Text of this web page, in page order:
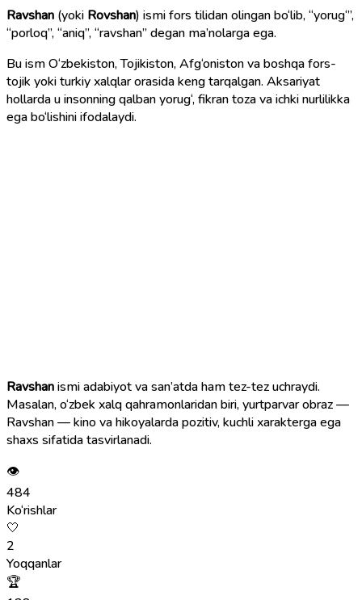
Ravshan (yoki Rovshan) ismi fors tilidan olingan bo‘lib, “yorug‘”,
“porloq”, “aniq”, “ravshan” degan ma’nolarga ega.
Bu ism O‘zbekiston, Tojikiston, Afg‘oniston va boshqa fors-
tojik yoki turkiy xalqlar orasida keng tarqalgan. Aksariyat
hollarda u insonning qalban yorug‘, fikran toza va ichki nurlilikka
ega bo‘lishini ifodalaydi.
Ravshanismi adabiyot va san’atda ham tez-tez uchraydi.
Masalan, o‘zbek xalq qahramonlaridan biri, yurtparvar obraz —
Ravshan — kino va hikoyalarda pozitiv, kuchli xarakterga ega
shaxs sifatida tasvirlanadi.
👁
484
Ko‘rishlar
🤍
2
Yoqqanlar
🏆